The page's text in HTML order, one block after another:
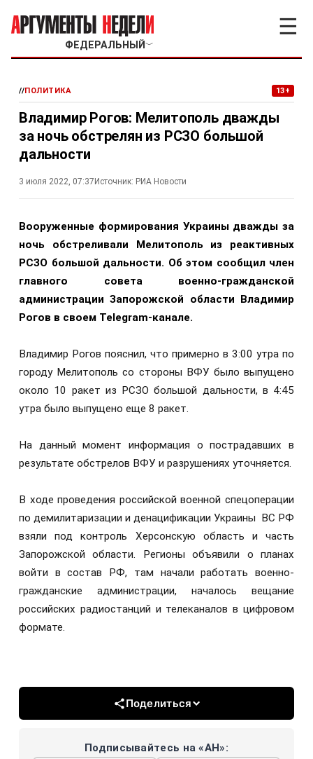
ФЕДЕРАЛЬНЫЙ ﹀
☰
//ПОЛИТИКА 13+
Владимир Рогов: Мелитополь дважды
за ночь обстрелян из РСЗО большой
дальности
3 июля 2022, 07:37 Источник: РИА Новости
Вооруженные формирования Украины дважды за
ночь обстреливали Мелитополь из реактивных
РСЗО большой дальности. Об этом сообщил член
главного совета военно-гражданской
администрации Запорожской области Владимир
Рогов в своем Telegram-канале.
Владимир Рогов пояснил, что примерно в 3:00 утра по
городу Мелитополь со стороны ВФУ было выпущено
около 10 ракет из РСЗО большой дальности, в 4:45
утра было выпущено еще 8 ракет.
На данный момент информация о пострадавших в
результате обстрелов ВФУ и разрушениях уточняется.
В ходе проведения российской военной спецоперации
по демилитаризации и денацификации Украины ВС РФ
взяли под контроль Херсонскую область и часть
Запорожской области. Регионы объявили о планах
войти в состав РФ, там начали работать военно-
гражданские администрации, началось вещание
российских радиостанций и телеканалов в цифровом
формате.
Поделиться
Подписывайтесь на «АН»: